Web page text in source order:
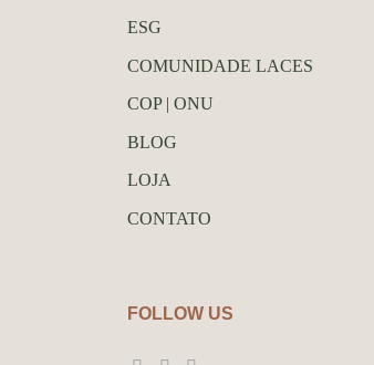
ESG
COMUNIDADE LACES
COP | ONU
BLOG
LOJA
CONTATO
FOLLOW US